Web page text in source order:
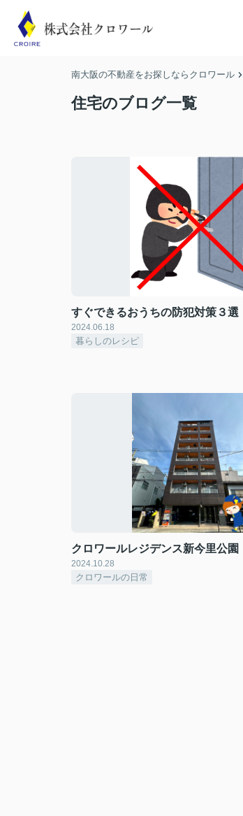
南大阪の不動産をお探しならクロワール
住宅のブログ一覧
すぐできるおうちの防犯対策３選
2024.06.18
暮らしのレシピ
クロワールレジデンス新今里公園
2024.10.28
クロワールの日常